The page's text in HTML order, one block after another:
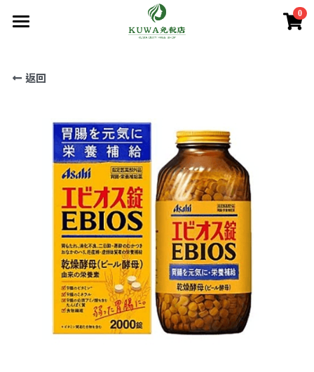
0
商品分類
減肥瘦身
美容美白
肌膚護理
美妝
保健/腸胃保健
第一類醫藥品
第二三類醫藥品
購買須知
購買流程
關於我們
實體店鋪資訊
公司簡介
條款．保護政策
使用條款
個人資料保護政策
登錄/註冊
搜索
返回
×
商品分類
所有商品分類
處方藥品/醫學康復治療藥品
第一類醫藥品
第二 三類醫藥品
疲勞痠痛
減肥瘦身
美容美白